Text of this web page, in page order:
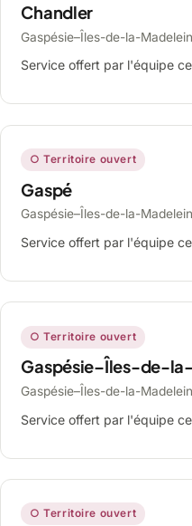
Chandler
Gaspésie–Îles-de-la-
Service offert par l'équipe
○ Territoire ouvert
Gaspé
Gaspésie–Îles-de-la-
Service offert par l'équipe
○ Territoire ouvert
Gaspésie–Îles-de-
Gaspésie–Îles-de-la-
Service offert par l'équipe
○ Territoire ouvert